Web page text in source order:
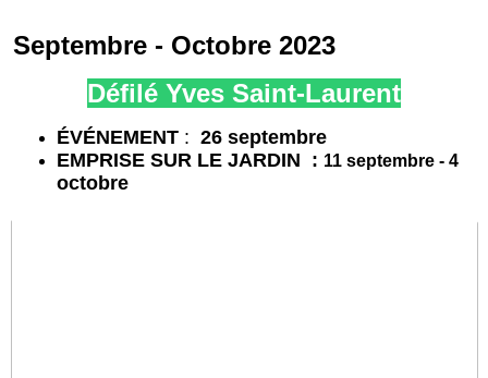
Septembre - Octobre 2023
Défilé Yves Saint-Laurent
ÉVÉNEMENT : 26 septembre
EMPRISE SUR LE JARDIN : 11 septembre - 4
octobre